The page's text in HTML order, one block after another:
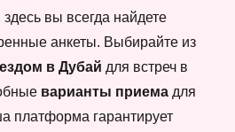
здесь вы всегда найдете
анкеты. Выбирайте из
в Дубай для встреч в
варианты приема для
платформа гарантирует